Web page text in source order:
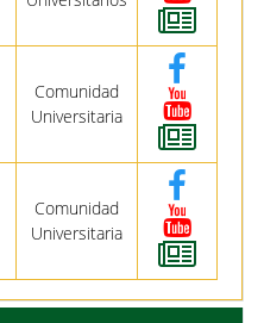
Comunidad
Universitaria
Comunidad
Universitaria